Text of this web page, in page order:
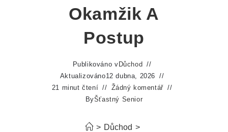
Okamžik A
Postup
Publikováno v Důchod
Aktualizováno12 dubna, 2026
21 minut čtení
Žádný komentář
ByŠťastný Senior
> Důchod >